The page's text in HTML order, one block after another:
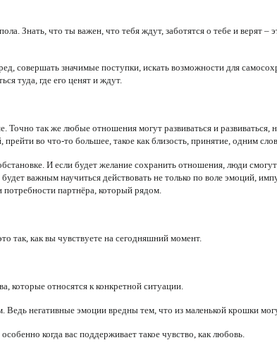
Знать, что ты важен, что тебя ждут, заботятся о тебе и верят –
совершать значимые поступки, искать возможности для
туда, где его ценят и ждут.
так же любые отношения могут развиваться и развиваться,
во что-то большее, такое как близость, принятие, одним
И если будет желание сохранить отношения, люди
важным научиться действовать не только по воле эмоций,
потребности партнёра, который рядом.
так, как вы чувствуете на сегодняшний момент.
которые относятся к конкретной ситуации.
негативные эмоции вредны тем, что из маленькой крошки
когда вас поддерживает такое чувство, как любовь.